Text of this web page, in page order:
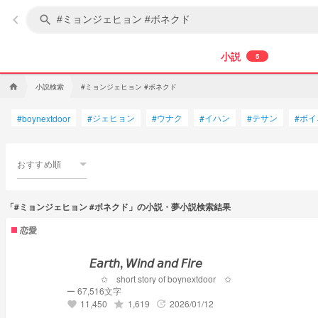
keyboard_arrow_left search
小説 5
home 小説検索 #ミョンジェヒョン #ボネクド
#boynextdoor #ジェヒョン #ウナク #イハン #テサン #ボ
おすすめ順
「#ミョンジェヒョン #ボネクド」の小説・夢小説検索結果
恋愛
𝘌𝘢𝘳𝘵𝘩, 𝘞𝘪𝘯𝘥 𝘢𝘯𝘥 𝘍𝘪𝘳𝘦
✩ short story of boynextdoor ✩
ー 67,516文字
favorite 11,450 grade 1,619 update 2026/01/12